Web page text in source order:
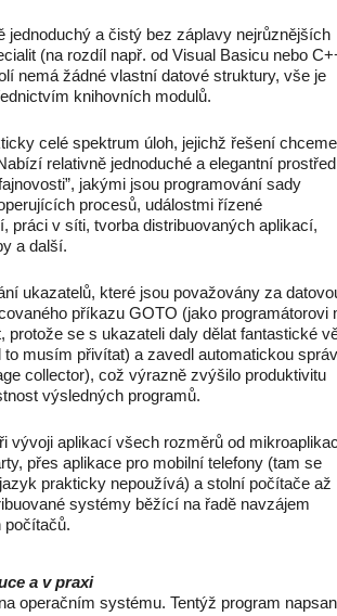
jednoduchý a čistý bez záplavy nejrůznějších
(na rozdíl např. od Visual Basicu nebo
nemá žádné vlastní datové struktury, vše je
knihovních modulů.
celé spektrum úloh, jejichž řešení chceme
relativně jednoduché a elegantní
jakými jsou programování sady
procesů, událostmi řízené
práci v síti, tvorba distribuovaných aplikací,
a další.
ukazatelů, které jsou považovány za
příkazu GOTO (jako programátorovi
protože se s ukazateli daly dělat fantastické
to musím přivítat) a zavedl automatickou
collector), což výrazně zvýšilo produktivitu
výsledných programů.
vývoji aplikací všech rozměrů od
přes aplikace pro mobilní telefony (tam se
prakticky nepoužívá) a stolní počítače až
systémy běžící na řadě navzájem
počítačů.
a v praxi
operačním systému. Tentýž program